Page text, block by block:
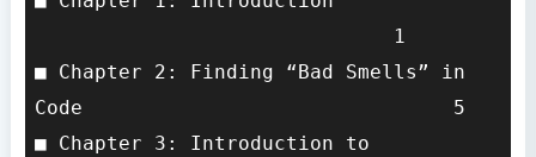
                              1
■ Chapter 2: Finding “Bad Smells” in
Code                               5
■ Chapter 3: Introduction to